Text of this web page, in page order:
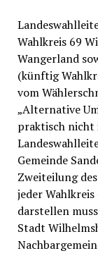
Wahlkreis 69
Wangerland
(künftig
vom
„Alternative
praktisch
Gemeinde
Zweiteilung
jeder
darstellen
Stadt